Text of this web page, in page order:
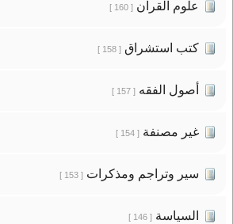
علوم القرآن[ 160 ]
كتب استشراق[ 158 ]
أصول الفقه[ 157 ]
غير مصنفة[ 154 ]
سير وتراجم ومذكرات[ 153 ]
السياسة[ 146 ]